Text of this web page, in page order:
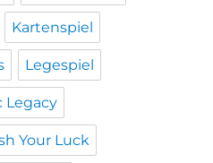
Kartenspiel
Legespiel
Legacy
Your Luck